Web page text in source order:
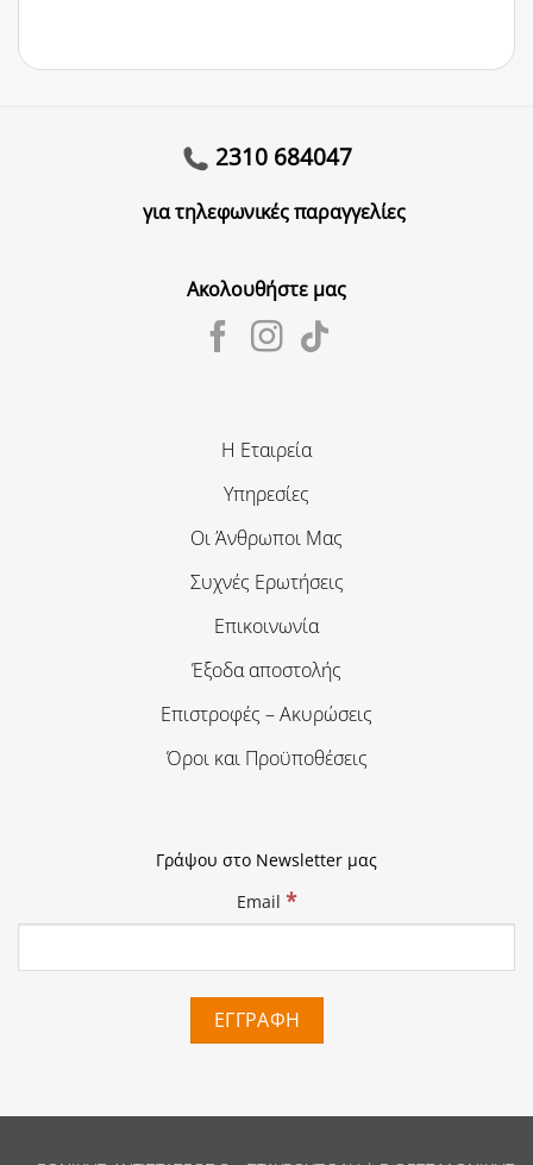
2310 684047
για τηλεφωνικές παραγγελίες
Ακολουθήστε μας
Η Εταιρεία
Υπηρεσίες
Οι Άνθρωποι Μας
Συχνές Ερωτήσεις
Επικοινωνία
Έξοδα αποστολής
Επιστροφές – Ακυρώσεις
Όροι και Προϋποθέσεις
Γράψου στο Newsletter μας
Email *